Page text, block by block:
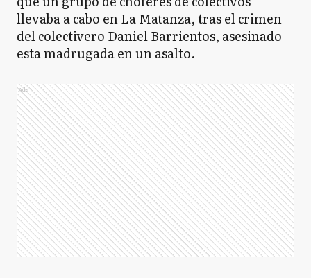
llevaba a cabo en La Matanza, tras el crimen
del colectivero Daniel Barrientos, asesinado
esta madrugada en un asalto.
Ads